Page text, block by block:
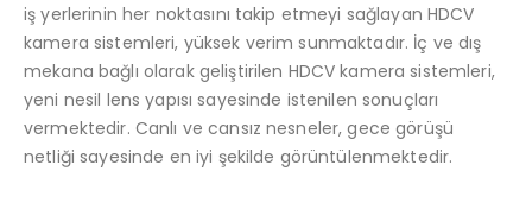
iş yerlerinin her noktasını takip etmeyi sağlayan HDCV
kamera sistemleri, yüksek verim sunmaktadır. İç ve dış
mekana bağlı olarak geliştirilen HDCV kamera sistemleri,
yeni nesil lens yapısı sayesinde istenilen sonuçları
vermektedir. Canlı ve cansız nesneler, gece görüşü
netliği sayesinde en iyi şekilde görüntülenmektedir.